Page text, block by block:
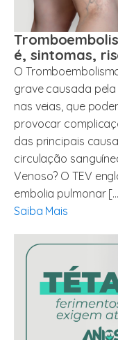
é, sintomas,
O
grave causada
nas veias, que
provocar
das principais
circulação
Venoso? O TEV
embolia pulmonar
Saiba Mais